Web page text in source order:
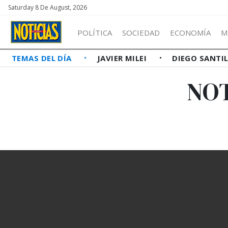
Saturday 8 De August, 2026
POLÍTICA SOCIEDAD ECONOMÍA
TEMAS DEL DÍA JAVIER MILEI DIEGO